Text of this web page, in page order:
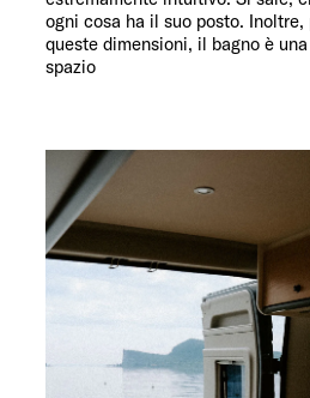
ogni cosa ha il suo posto.
queste dimensioni, il bagno è
spazio